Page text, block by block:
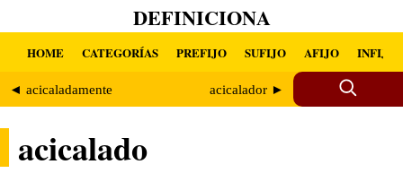
DEFINICIONA
HOME CATEGORÍAS PREFIJO SUFIJO AFIJO INFIJO
◄ acicaladamente acicalador ►
acicalado